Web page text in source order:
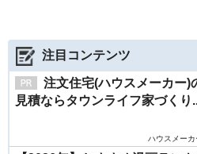
注目コンテンツ
注文住宅(ハウスメーカー)
見積ならタウンライフ家づくり
ハウスメー